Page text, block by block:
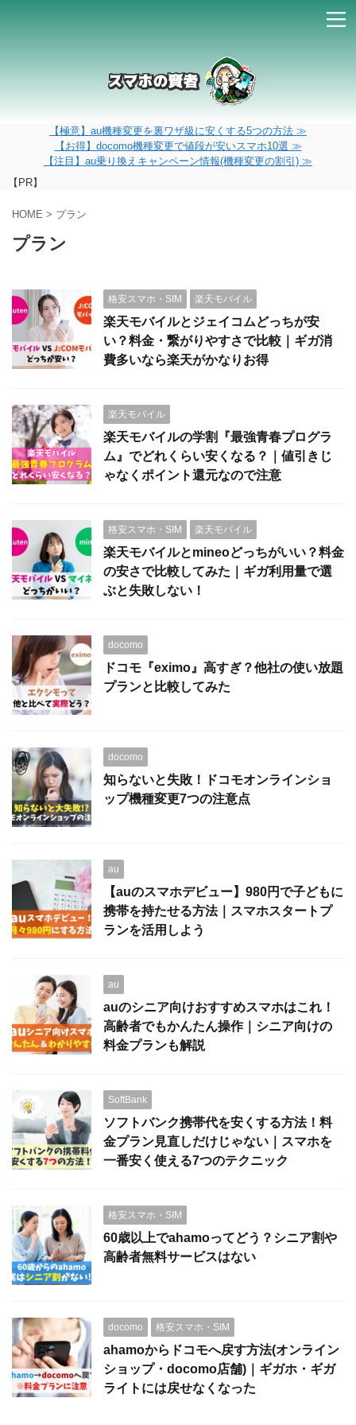
【極意】au機種変更を裏ワザ級に安くする5つの方法 ≫
【お得】docomo機種変更で値段が安いスマホ10選 ≫
【注目】au乗り換えキャンペーン情報(機種変更の割引) ≫
【PR】
HOME > プラン
プラン
格安スマホ・SIM 楽天モバイル
楽天モバイルとジェイコムどっちが安
い？料金・繋がりやすさで比較｜ギガ消
費多いなら楽天がかなりお得
楽天モバイル
楽天モバイルの学割『最強青春プログラ
ム』でどれくらい安くなる？｜値引きじ
ゃなくポイント還元なので注意
格安スマホ・SIM 楽天モバイル
楽天モバイルとmineoどっちがいい？料金
の安さで比較してみた｜ギガ利用量で選
ぶと失敗しない！
docomo
ドコモ『eximo』高すぎ？他社の使い放題
プランと比較してみた
docomo
知らないと失敗！ドコモオンラインショ
ップ機種変更7つの注意点
au
【auのスマホデビュー】980円で子どもに
携帯を持たせる方法｜スマホスタートプ
ランを活用しよう
au
auのシニア向けおすすめスマホはこれ！
高齢者でもかんたん操作｜シニア向けの
料金プランも解説
SoftBank
ソフトバンク携帯代を安くする方法！料
金プラン見直しだけじゃない｜スマホを
一番安く使える7つのテクニック
格安スマホ・SIM
60歳以上でahamoってどう？シニア割や
高齢者無料サービスはない
docomo 格安スマホ・SIM
ahamoからドコモへ戻す方法(オンライン
ショップ・docomo店舗)｜ギガホ・ギガ
ライトには戻せなくなった